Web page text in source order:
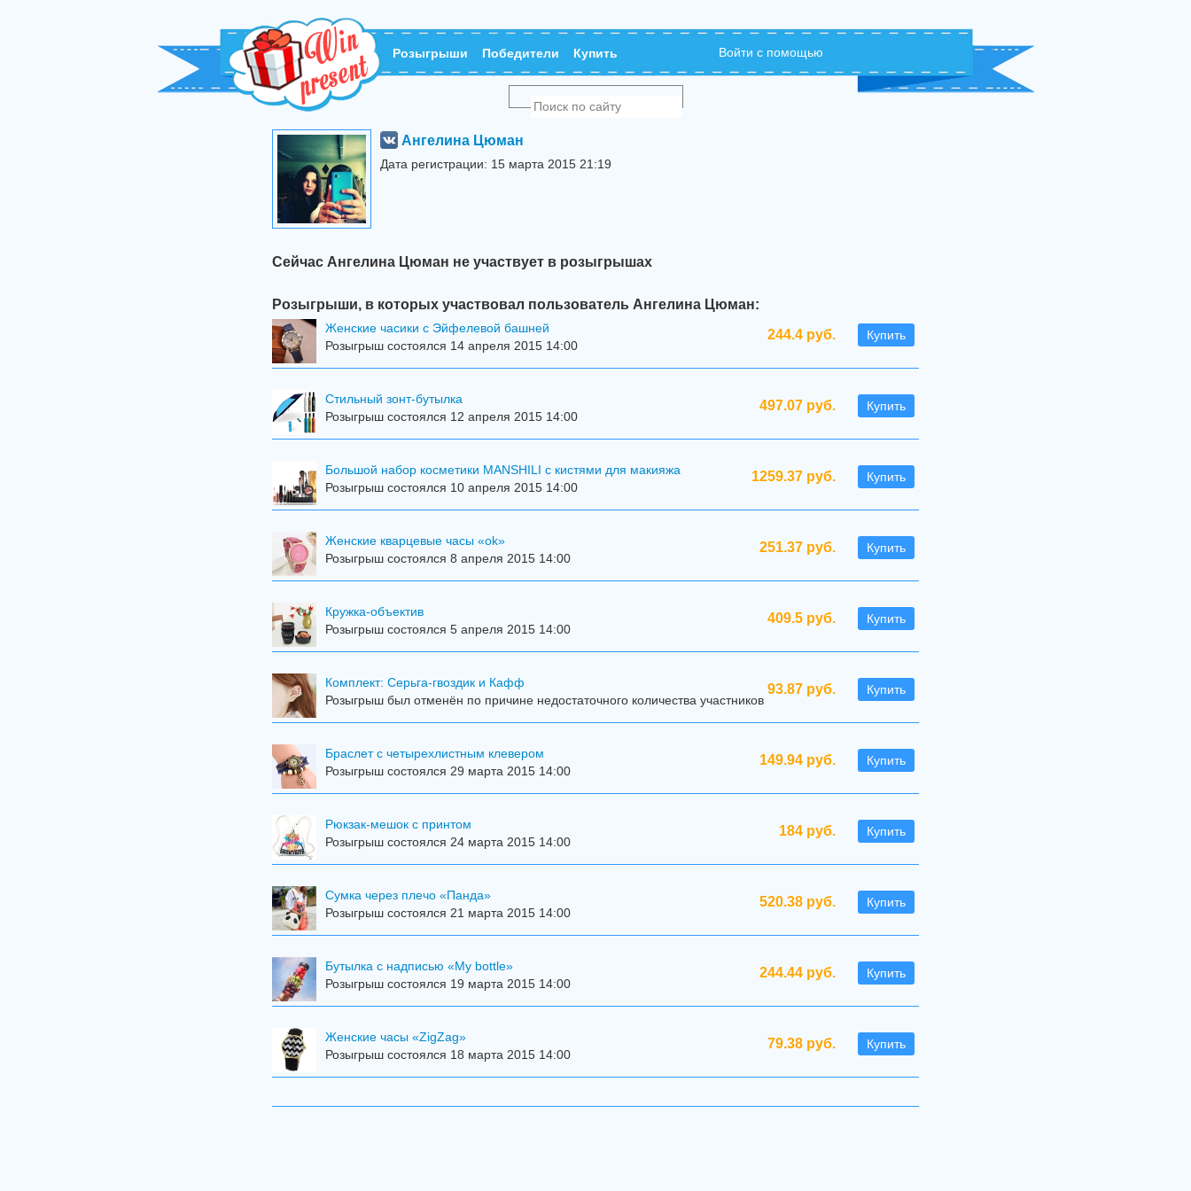
Розыгрыши Победители Купить Войти с помощью
Ангелина Цюман
Дата регистрации: 15 марта 2015 21:19
Сейчас Ангелина Цюман не участвует в розыгрышах
Розыгрыши, в которых участвовал пользователь Ангелина Цюман:
244.4 руб. Купить
Женские часики с Эйфелевой башней
Розыгрыш состоялся 14 апреля 2015 14:00
497.07 руб. Купить
Стильный зонт-бутылка
Розыгрыш состоялся 12 апреля 2015 14:00
1259.37 руб. Купить
Большой набор косметики MANSHILI с кистями для макияжа
Розыгрыш состоялся 10 апреля 2015 14:00
251.37 руб. Купить
Женские кварцевые часы «ok»
Розыгрыш состоялся 8 апреля 2015 14:00
409.5 руб. Купить
Кружка-объектив
Розыгрыш состоялся 5 апреля 2015 14:00
93.87 руб. Купить
Комплект: Серьга-гвоздик и Кафф
Розыгрыш был отменён по причине недостаточного количества участников
149.94 руб. Купить
Браслет с четырехлистным клевером
Розыгрыш состоялся 29 марта 2015 14:00
184 руб. Купить
Рюкзак-мешок с принтом
Розыгрыш состоялся 24 марта 2015 14:00
520.38 руб. Купить
Сумка через плечо «Панда»
Розыгрыш состоялся 21 марта 2015 14:00
244.44 руб. Купить
Бутылка с надписью «My bottle»
Розыгрыш состоялся 19 марта 2015 14:00
79.38 руб. Купить
Женские часы «ZigZag»
Розыгрыш состоялся 18 марта 2015 14:00